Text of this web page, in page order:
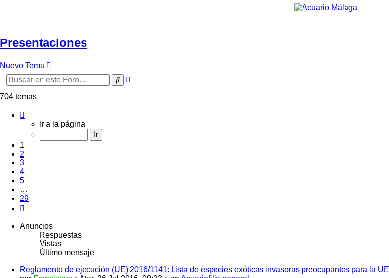
Presentaciones
Nuevo Tema
Buscar
704 temas
29
Ir a la página:
1
2
3
4
5
…
29
Anuncios
Respuestas
Vistas
Último mensaje
Reglamento de ejecución (UE) 2016/1141: Lista de especies exóticas invasoras preocupantes para la UE